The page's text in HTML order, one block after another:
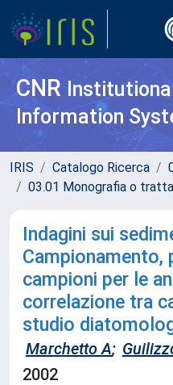
CNR
Information
IRIS Catalogo Ricerca
03.01 Monografia o
Indagini sui
Campionamento,
campioni per le
correlazione tra
studio
Marchetto A;
2002